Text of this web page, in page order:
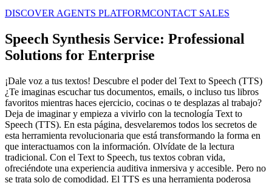
DISCOVER AGENTS PLATFORMCONTACT SALES
Speech Synthesis Service: Professional
Solutions for Enterprise
¡Dale voz a tus textos! Descubre el poder del Text to Speech (TTS)
¿Te imaginas escuchar tus documentos, emails, o incluso tus libros
favoritos mientras haces ejercicio, cocinas o te desplazas al trabajo?
Deja de imaginar y empieza a vivirlo con la tecnología Text to
Speech (TTS). En esta página, desvelaremos todos los secretos de
esta herramienta revolucionaria que está transformando la forma en
que interactuamos con la información. Olvídate de la lectura
tradicional. Con el Text to Speech, tus textos cobran vida,
ofreciéndote una experiencia auditiva inmersiva y accesible. Pero no
se trata solo de comodidad. El TTS es una herramienta poderosa